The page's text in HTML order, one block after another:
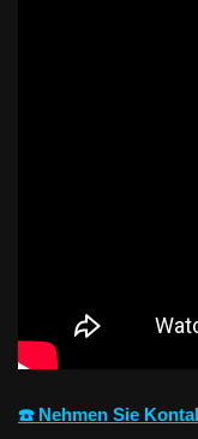
☎️ Nehmen Sie